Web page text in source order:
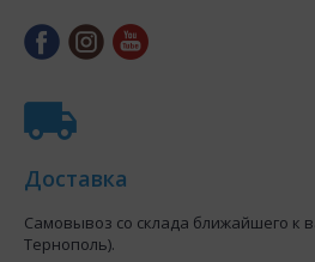
Доставка
Самовывоз со склада ближайшего к
Тернополь).